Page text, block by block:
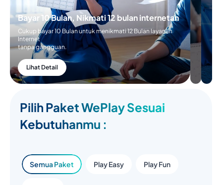
Bayar 10 Bulan, Nikmati 12 bulan internetan
Cukup bayar 10 Bulan untuk menikmati 12 Bulan layanan
Internet
tanpa gangguan.
Lihat Detail
Pilih Paket WePlay Sesuai
Kebutuhanmu :
Semua Paket Play Easy Play Fun